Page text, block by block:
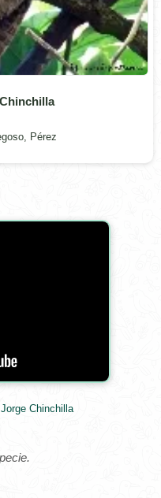
Pérez
Chinchilla